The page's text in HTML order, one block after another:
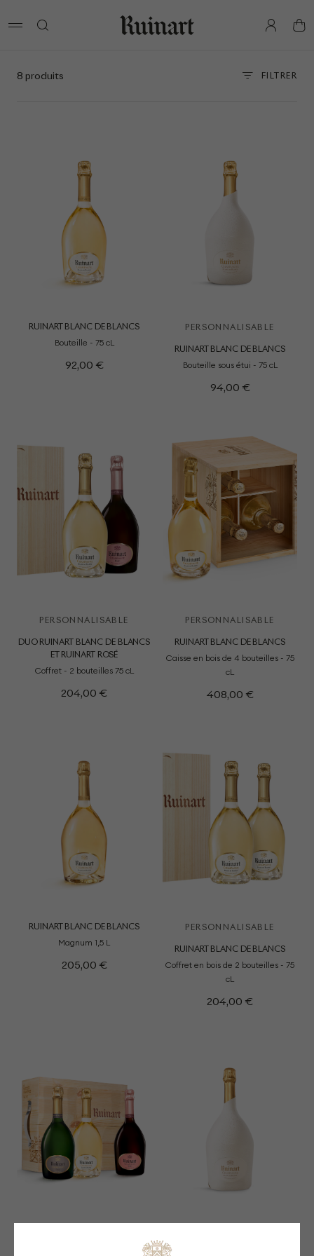
8 produits FILTRER
RUINART BLANC DE BLANCS
Bouteille - 75 cL
92,00 €
PERSONNALISABLE
RUINART BLANC DE BLANCS
Bouteille sous étui - 75 cL
94,00 €
PERSONNALISABLE
DUO RUINART BLANC DE BLANCS
ET RUINART ROSÉ
Coffret - 2 bouteilles 75 cL
204,00 €
PERSONNALISABLE
RUINART BLANC DE BLANCS
Caisse en bois de 4 bouteilles - 75
cL
408,00 €
RUINART BLANC DE BLANCS
Magnum 1,5 L
205,00 €
PERSONNALISABLE
RUINART BLANC DE BLANCS
Coffret en bois de 2 bouteilles - 75
cL
204,00 €